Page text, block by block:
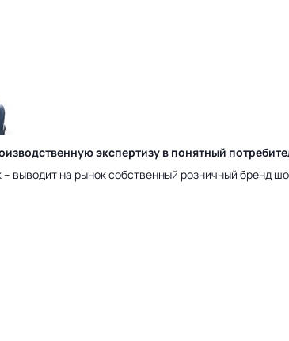
экспертизу в понятный
выводит на рынок собственный розничный бренд